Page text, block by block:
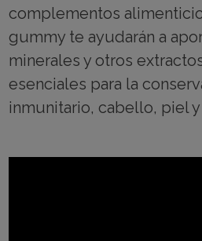
complementos
gummy te ayudarán a
minerales y otros
esenciales para la
inmunitario, cabello, piel